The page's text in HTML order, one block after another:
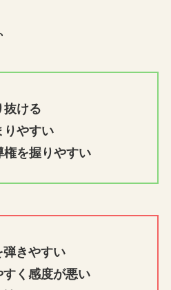
抜ける
りやすい
権を握りやすい
弾きやすい
すく感度が悪い